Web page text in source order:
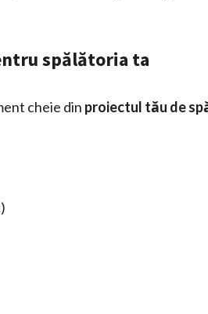
spălătoria ta
cheie din proiectul tău de